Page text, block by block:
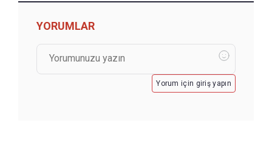
YORUMLAR
Yorum için giriş yapın